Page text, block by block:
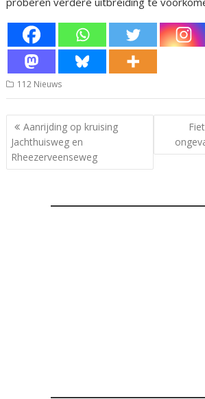
112 Nieuws
Bericht
navigatie
Aanrijding op kruising
Jachthuisweg en
Rheezerveenseweg